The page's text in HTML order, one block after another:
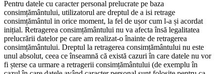
Pentru datele cu caracter personal prelucrate pe baza
consimțământului, utilizatorul are dreptul de a isi retrage
consimțământul in orice moment, la fel de ușor cum l-a și acordat
inițial. Retragerea consimțământului nu va afecta însă legalitatea
prelucrării datelor pe care am realizat-o înainte de retragerea
consimțământului. Dreptul la retragerea consimțământului nu este
unul absolut, ceea ce înseamnă că există cazuri în care datele nu vor
fi șterse ca urmare a retragerii consimțământului (de exemplu în